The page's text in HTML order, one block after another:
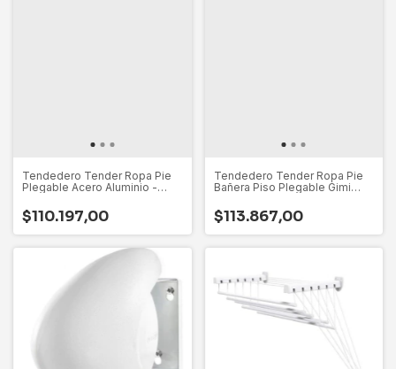
Tendedero Tender Ropa Pie
Plegable Acero Aluminio -
Excelente Diseño
$110.197,00
Tendedero Tender Ropa Pie
Bañera Piso Plegable Gimi
$113.867,00